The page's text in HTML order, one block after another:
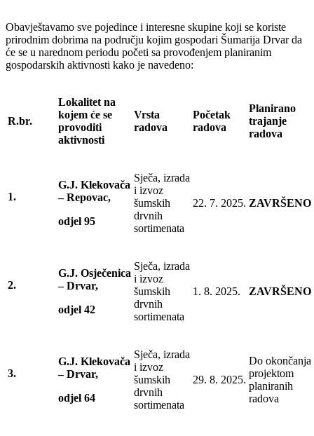
Obavještavamo sve pojedince i interesne skupine koji se koriste
prirodnim dobrima na području kojim gospodari Šumarija Drvar da
će se u narednom periodu početi sa provođenjem planiranim
gospodarskih aktivnosti kako je navedeno:
R.br.
Lokalitet na
kojem će se
provoditi
aktivnosti
Vrsta
radova
Početak
radova
Planirano
trajanje
radova
1.
G.J. Klekovača
– Repovac,
odjel 95
Sječa, izrada
i izvoz
šumskih
drvnih
sortimenata
22. 7. 2025. ZAVRŠENO
2.
G.J. Osječenica
– Drvar,
odjel 42
Sječa, izrada
i izvoz
šumskih
drvnih
sortimenata
1. 8. 2025. ZAVRŠENO
3.
G.J. Klekovača
– Drvar,
odjel 64
Sječa, izrada
i izvoz
šumskih
drvnih
sortimenata
29. 8. 2025.
Do okončanja
projektom
planiranih
radova